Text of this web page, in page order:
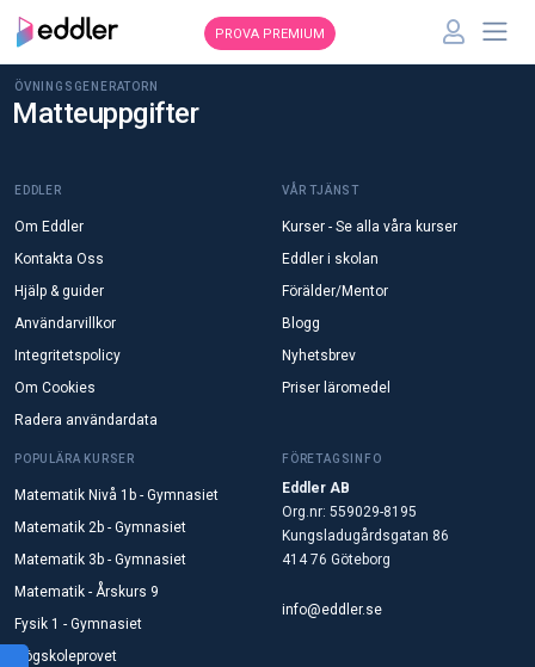
PROVA PREMIUM
ÖVNINGSGENERATORN
Matteuppgifter
EDDLER
Om Eddler
Kontakta Oss
Hjälp & guider
Användarvillkor
Integritetspolicy
Om Cookies
Radera användardata
VÅR TJÄNST
Kurser - Se alla våra kurser
Eddler i skolan
Förälder/Mentor
Blogg
Nyhetsbrev
Priser läromedel
POPULÄRA KURSER
Matematik Nivå 1b - Gymnasiet
Matematik 2b - Gymnasiet
Matematik 3b - Gymnasiet
Matematik - Årskurs 9
Fysik 1 - Gymnasiet
Högskoleprovet
FÖRETAGSINFO
Eddler AB
Org.nr: 559029-8195
Kungsladugårdsgatan 86
414 76 Göteborg
info@eddler.se